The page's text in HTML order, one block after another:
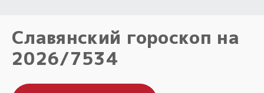
Славянский гороскоп на
2026/7534
Народный славянский
календарь на 7534/2026
год
Гадание онлайн на Резах
Рода